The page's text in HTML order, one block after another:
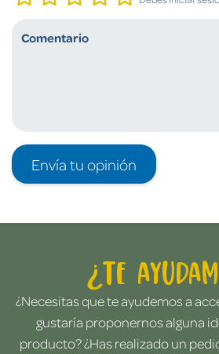
Envía tu opinión
¿Te
¿Necesitas que te ayudemos a
gustaría proponernos alguna
producto? ¿Has realizado un